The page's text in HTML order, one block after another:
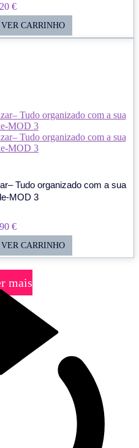
€
VER CARRINHO
Tudo organizado com a sua
MOD 3
€
VER CARRINHO
mais